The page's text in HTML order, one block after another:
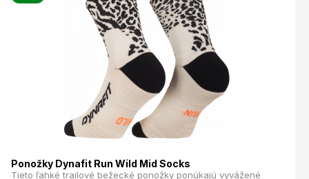
Ponožky Dynafit Run Wild Mid Socks
Tieto ľahké trailové bežecké ponožky ponúkajú vyvážené